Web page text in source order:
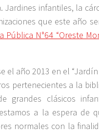
Jardines infantiles, la
que este año
Pública N°64 “Oreste
el año 2013 en el
pertenecientes a la
grandes clásicos
a la espera de
normales con la